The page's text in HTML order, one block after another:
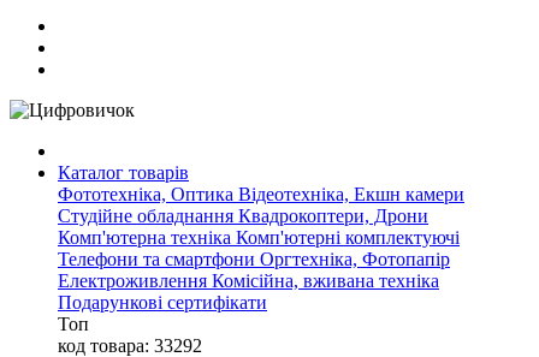
Каталог товарів
Фототехніка, Оптика Відеотехніка, Екшн камери
Студійне обладнання Квадрокоптери, Дрони
Комп'ютерна техніка Комп'ютерні комплектуючі
Телефони та смартфони Оргтехніка, Фотопапір
Електроживлення Комісійна, вживана техніка
Подарункові сертифікати
Топ
код товара: 33292